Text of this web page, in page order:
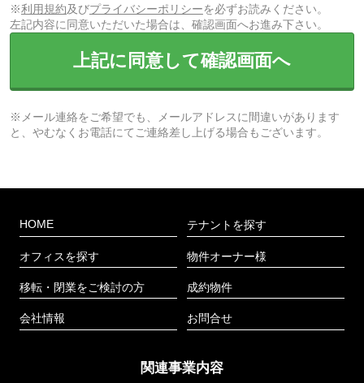
※利用規約及びプライバシーポリシーを必ずお読みください。
左記内容に同意いただいた場合は、確認画面へお進み下さい。
上記に同意して確認画面へ
※メール連絡をご希望でも、メールアドレスに間違いがあります
と、やむなくお電話にてご連絡差し上げる場合もございます。
HOME
オフィスを探す
移転・閉業をご検討の方
会社情報
テナントを探す
物件オーナー様
成約物件
お問合せ
関連事業内容